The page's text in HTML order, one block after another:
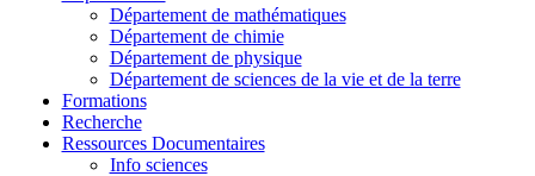
Département de mathématiques
Département de chimie
Département de physique
Département de sciences de la vie et de la terre
Formations
Recherche
Ressources Documentaires
Info sciences